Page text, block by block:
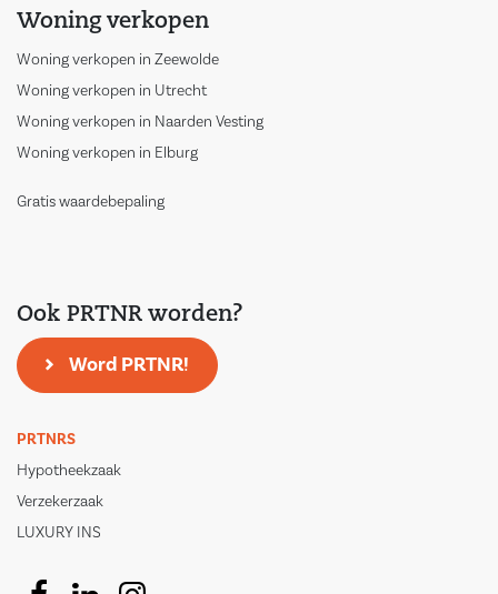
Woning verkopen
Woning verkopen in Zeewolde
Woning verkopen in Utrecht
Woning verkopen in Naarden Vesting
Woning verkopen in Elburg
Gratis waardebepaling
Ook PRTNR worden?
Word PRTNR!
PRTNRS
Hypotheekzaak
Verzekerzaak
LUXURY INS